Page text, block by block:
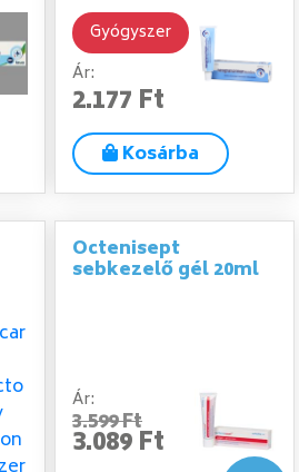
Gyógyszer
Ár:
2.177 Ft
Kosárba
Octenisept
sebkezelő gél 20ml
Ár:
3.599 Ft
3.089 Ft